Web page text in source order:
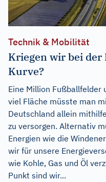
Technik & Mobilität
Kriegen wir bei der
Kurve?
Eine Million Fußballfelder
viel Fläche müsste man
Deutschland allein
zu versorgen. Alternativ
Energien wie die
wir für unsere
wie Kohle, Gas und Öl
Punkt sind wir...